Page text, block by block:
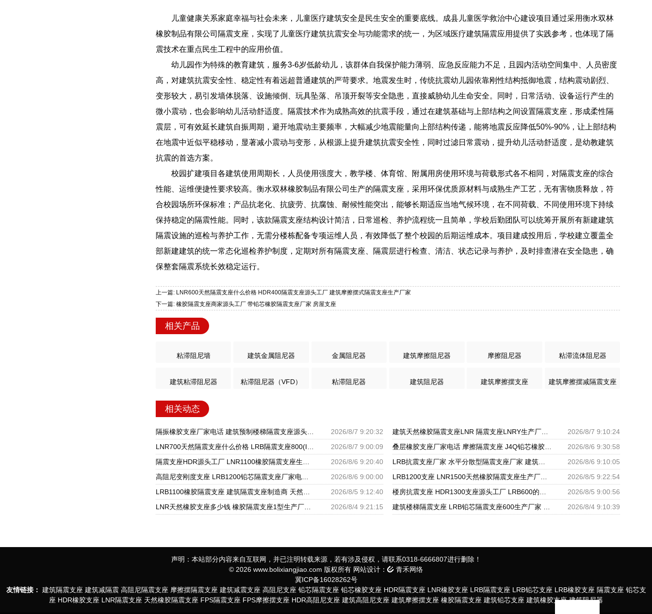
儿童健康关系家庭幸福与社会未来，儿童医疗建筑安全是民生安全的重要底线。成县儿童医学救治中心建设项目通过采用衡水双林
橡胶制品有限公司隔震支座，实现了儿童医疗建筑抗震安全与功能需求的统一，为区域医疗建筑隔震应用提供了实践参考，也体现了隔
震技术在重点民生工程中的应用价值。
幼儿园作为特殊的教育建筑，服务3-6岁低龄幼儿，该群体自我保护能力薄弱、应急反应能力不足，且园内活动空间集中、人员密度
高，对建筑抗震安全性、稳定性有着远超普通建筑的严苛要求。地震发生时，传统抗震幼儿园依靠刚性结构抵御地震，结构震动剧烈、
变形较大，易引发墙体脱落、设施倾倒、玩具坠落、吊顶开裂等安全隐患，直接威胁幼儿生命安全。同时，日常活动、设备运行产生的
微小震动，也会影响幼儿活动舒适度。隔震技术作为成熟高效的抗震手段，通过在建筑基础与上部结构之间设置隔震支座，形成柔性隔
震层，可有效延长建筑自振周期，避开地震动主要频率，大幅减少地震能量向上部结构传递，能将地震反应降低50%-90%，让上部结构
在地震中近似平稳移动，显著减小震动与变形，从根源上提升建筑抗震安全性，同时过滤日常震动，提升幼儿活动舒适度，是幼教建筑
抗震的首选方案。
校园扩建项目各建筑使用周期长，人员使用强度大，教学楼、体育馆、附属用房使用环境与荷载形式各不相同，对隔震支座的综合
性能、运维便捷性要求较高。衡水双林橡胶制品有限公司生产的隔震支座，采用环保优质原材料与成熟生产工艺，无有害物质释放，符
合校园场所环保标准；产品抗老化、抗疲劳、抗腐蚀、耐候性能突出，能够长期适应当地气候环境，在不同荷载、不同使用环境下持续
保持稳定的隔震性能。同时，该款隔震支座结构设计简洁，日常巡检、养护流程统一且简单，学校后勤团队可以统筹开展所有新建建筑
隔震设施的巡检与养护工作，无需分楼栋配备专项运维人员，有效降低了整个校园的后期运维成本。项目建成投用后，学校建立覆盖全
部新建建筑的统一常态化巡检养护制度，定期对所有隔震支座、隔震层进行检查、清洁、状态记录与养护，及时排查潜在安全隐患，确
保整套隔震系统长效稳定运行。
上一篇: LNR600天然隔震支座什么价格 HDR400隔震支座源头工厂 建筑摩擦摆式隔震支座生产厂家
下一篇: 橡胶隔震支座商家源头工厂 带铅芯橡胶隔震支座厂家 房屋支座
相关产品
粘滞阻尼墙 建筑金属阻尼器 金属阻尼器 建筑摩擦阻尼器 摩擦阻尼器 粘滞流体阻尼器
建筑粘滞阻尼器 粘滞阻尼器（VFD） 粘滞阻尼器 建筑阻尼器 建筑摩擦摆支座 建筑摩擦摆减隔震支座
相关动态
隔振橡胶支座厂家电话 建筑预制楼梯隔震支座源头工厂 LNR800天然隔震支座多少钱 2026/8/7 9:20:32
2026/8/7 9:10:24
2026/8/7 9:00:09
2026/8/6 9:30:58
2026/8/6 9:20:40
2026/8/6 9:10:05
高阻尼变刚度支座 LRB1200铅芯隔震支座厂家电话 LNR600建筑隔震支座厂家电话
2026/8/6 9:00:00
2026/8/5 9:22:54
2026/8/5 9:12:40
2026/8/5 9:00:56
LNR天然橡胶支座多少钱 橡胶隔震支座1型生产厂家 建筑楼梯减震支座生产厂家
2026/8/4 9:21:15 2026/8/4 9:10:39
声明：本站部分内容来自互联网，并已注明转载来源，若有涉及侵权，请联系0318-6666807进行删除！
© 2026 www.bolixiangjiao.com 版权所有 网站设计：
青禾网络
冀ICP备16028262号
友情链接： 建筑隔震支座 建筑减隔震 高阻尼隔震支座 摩擦摆隔震支座 建筑减震支座 高阻尼支座 铅芯隔震支座 铅芯橡胶支座 HDR隔震支座 LNR橡胶支座 LRB隔震支座 LRB铅芯支座 LRB橡胶支座 隔震支座 铅芯支
座 HDR橡胶支座 LNR隔震支座 天然橡胶隔震支座 FPS隔震支座 FPS摩擦摆支座 HDR高阻尼支座 建筑高阻尼支座 建筑摩擦摆支座 橡胶隔震支座 建筑铅芯支座 建筑橡胶支座 建筑阻尼器